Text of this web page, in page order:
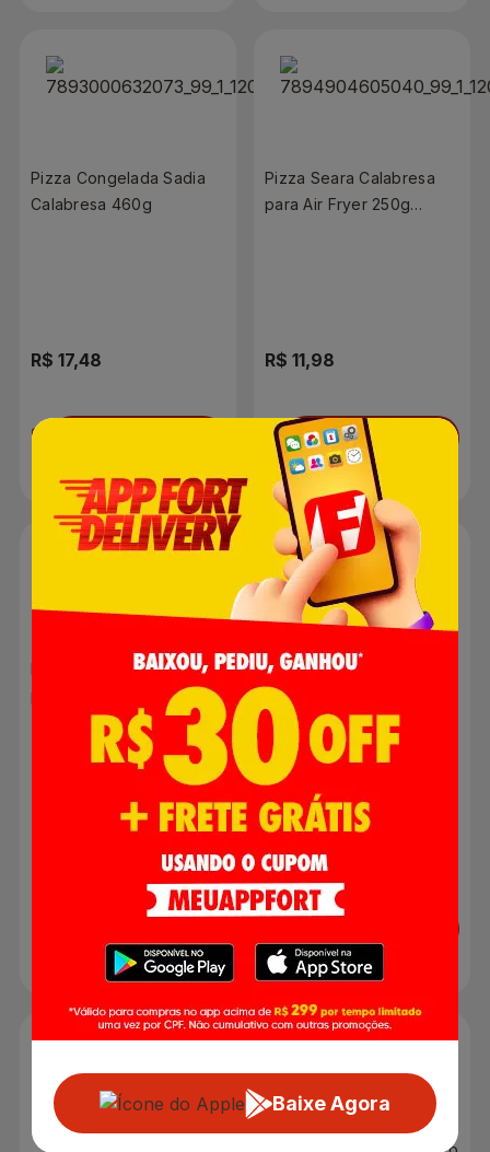
Pizza Congelada Sadia
Calabresa 460g
R$ 17,48
Pizza Seara Calabresa
para Air Fryer 250g
R$ 11,98
Adicionar
Pizza Seara Mussarela
para Air Fryer 220g
Unidade
Hambúrguer Bovino
Perdigão Costela na
Brasa 150g
R$ 5,99
Baixe Agora